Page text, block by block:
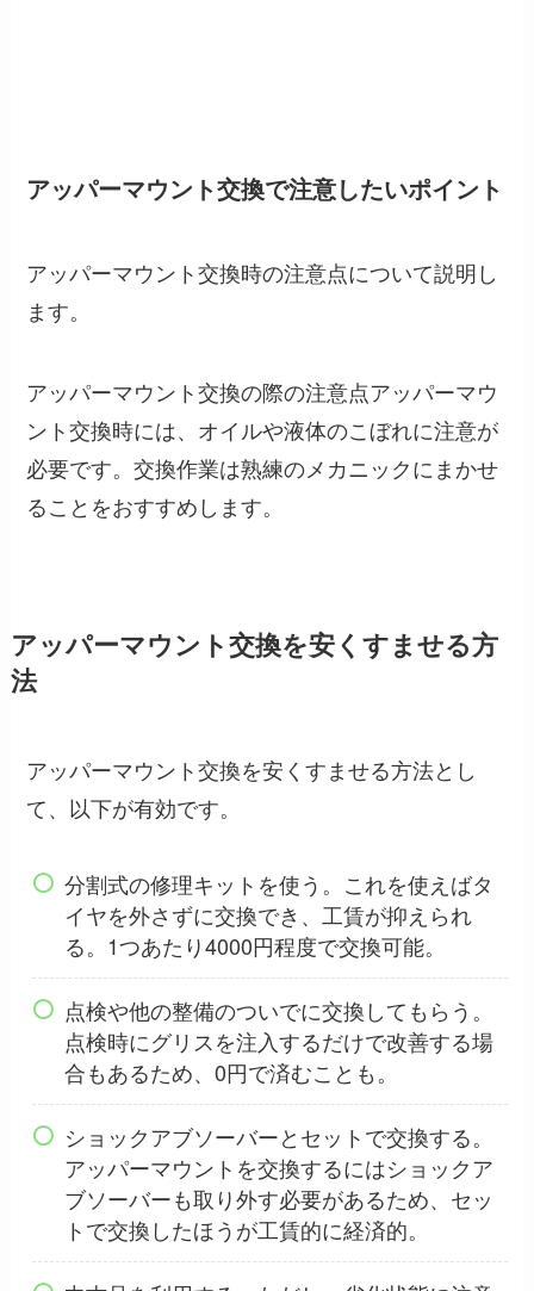
アッパーマウント交換で注意したいポイント
アッパーマウント交換時の注意点について説明し
ます。
アッパーマウント交換の際の注意点アッパーマウ
ント交換時には、オイルや液体のこぼれに注意が
必要です。交換作業は熟練のメカニックにまかせ
ることをおすすめします。
アッパーマウント交換を安くすませる方
法
アッパーマウント交換を安くすませる方法とし
て、以下が有効です。
分割式の修理キットを使う。これを使えばタ
イヤを外さずに交換でき、工賃が抑えられ
る。1つあたり4000円程度で交換可能。
点検や他の整備のついでに交換してもらう。
点検時にグリスを注入するだけで改善する場
合もあるため、0円で済むことも。
ショックアブソーバーとセットで交換する。
アッパーマウントを交換するにはショックア
ブソーバーも取り外す必要があるため、セッ
トで交換したほうが工賃的に経済的。